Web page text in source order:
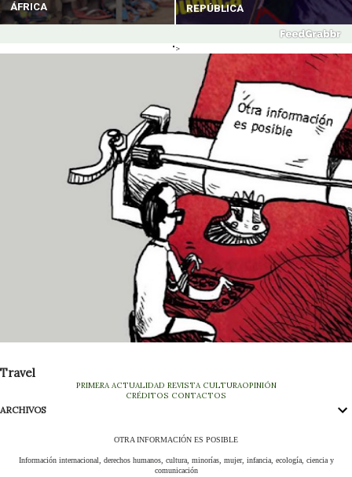
ÁFRICA REPÚBLICA
">
Travel
PRIMERA ACTUALIDAD REVISTA CULTURAOPINIÓN
CRÉDITOS CONTACTOS
ARCHIVOS
OTRA INFORMACIÓN ES POSIBLE
Información internacional, derechos humanos, cultura, minorías, mujer, infancia, ecología, ciencia y
comunicación